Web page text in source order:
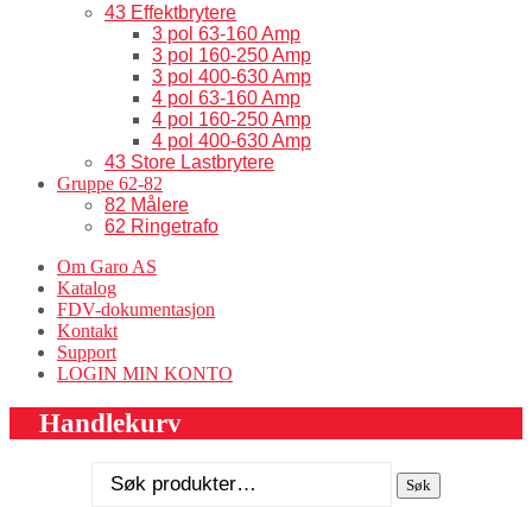
43 Effektbrytere
3 pol 63-160 Amp
3 pol 160-250 Amp
3 pol 400-630 Amp
4 pol 63-160 Amp
4 pol 160-250 Amp
4 pol 400-630 Amp
43 Store Lastbrytere
Gruppe 62-82
82 Målere
62 Ringetrafo
Om Garo AS
Katalog
FDV-dokumentasjon
Kontakt
Support
LOGIN MIN KONTO
Handlekurv
etter:
Søk